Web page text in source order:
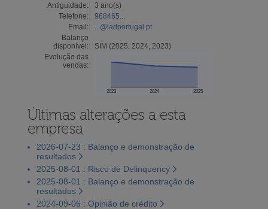
Antiguidade:
3 ano(s)
Telefone:
968465...
Email:
...@iadportugal.pt
Balanço
disponível:
SIM (2025, 2024, 2023)
Evolução das
vendas:
2023 2024 2025
Últimas alterações a esta
empresa
2026-07-23 : Balanço e demonstração de
resultados
2025-08-01 : Risco de Delinquency
2025-08-01 : Balanço e demonstração de
resultados
2024-09-06 : Opinião de crédito